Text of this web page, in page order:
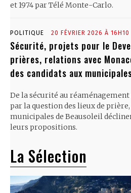
et 1974 par Télé Monte-Carlo.
POLITIQUE 20 FÉVRIER 2026 À 16H10
Sécurité, projets pour le
prières, relations avec
des candidats aux
De la sécurité au réaménagement
par la question des lieux de
municipales de Beausoleil
leurs propositions.
La Sélection